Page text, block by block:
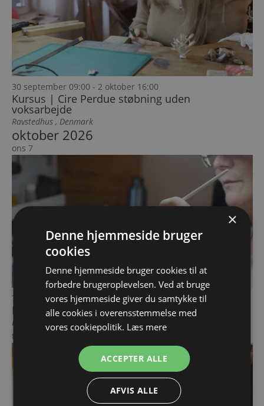
30 september 09:00 - 2 oktober 16:00
Kursus | Cire Perdue støbning uden
voksarbejde
Ravstedhus , Denmark
oktober 2026
ons 7
7 oktober 14:00-9 oktober 16:00
Kursus | Art Clay Kreativt Smykkedesign
Ravstedhus
, Denmark
tors
×
Denne hjemmeside bruger
cookies
Denne hjemmeside bruger cookies til at
forbedre brugeroplevelsen. Ved at bruge
vores hjemmeside giver du samtykke til
alle cookies i overensstemmelse med
vores cookiepolitik. Læs mere
ACCEPTER ALLE
AFVIS ALLE